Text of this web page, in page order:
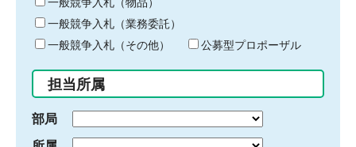
ワ
ー
ド
入
力
一般競争入札（業務委託）
一般競争入札（その他）
公募型プロポーザル
担当所属
部局